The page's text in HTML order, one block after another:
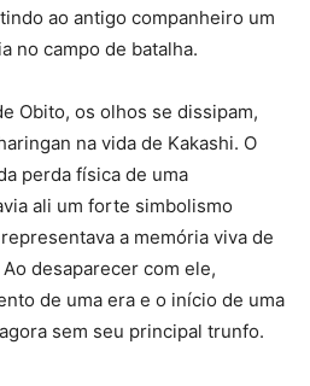
ao antigo companheiro um
no campo de batalha.
Obito, os olhos se dissipam,
na vida de Kakashi. O
perda física de uma
ali um forte simbolismo
a memória viva de
desaparecer com ele,
de uma era e o início de uma
sem seu principal trunfo.